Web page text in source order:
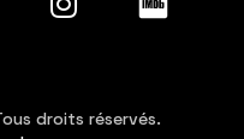
droits réservés.